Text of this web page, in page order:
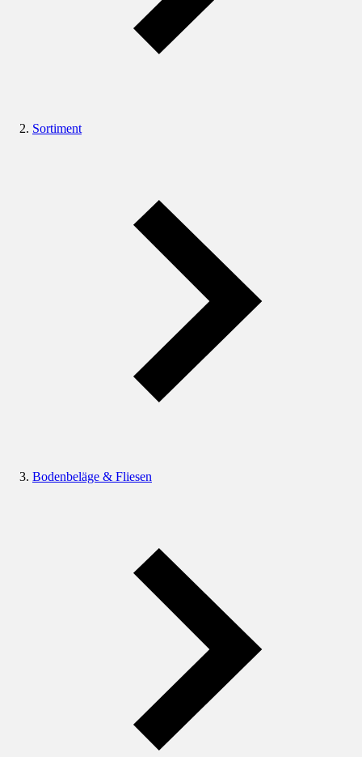
Sortiment
Bodenbeläge & Fliesen